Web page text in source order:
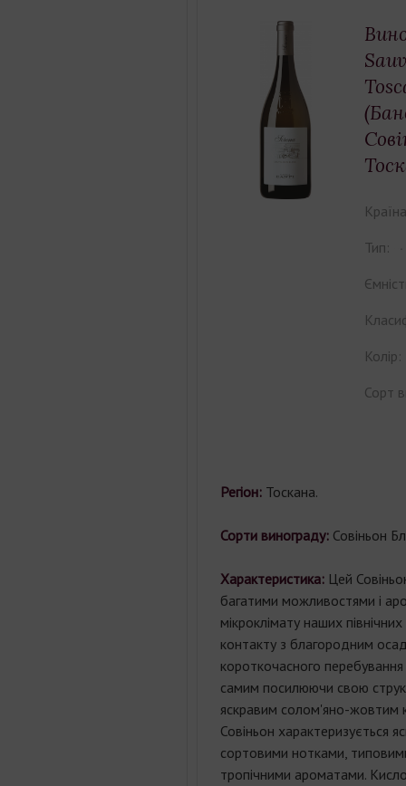
Тип:
Колір:
Сорт
Регіон: Тоскана.
Сорти винограду: Совіньон
Характеристика: Цей
багатими можливостями і
мікроклімату наших
контакту з благородним
короткочасного
самим посилюючи свою
яскравим солом'яно-жовтим
Совіньон характеризується
сортовими нотками,
тропічними ароматами.